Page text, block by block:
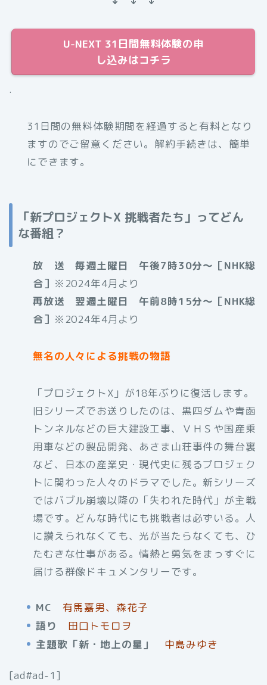
U-NEXT 31日間無料体験の申
し込みはコチラ
.
31日間の無料体験期間を経過すると有料となり
ますのでご留意ください。解約手続きは、簡単
にできます。
「新プロジェクトX 挑戦者たち」ってどん
な番組？
放 送 毎週土曜日 午後7時30分〜［NHK総
合］ ※2024年4月より
再放送 翌週土曜日 午前8時15分〜［NHK総
合］ ※2024年4月より
無名の人々による挑戦の物語
「プロジェクトX」が18年ぶりに復活します。
旧シリーズでお送りしたのは、黒四ダムや青函
トンネルなどの巨大建設工事、ＶＨＳや国産乗
用車などの製品開発、あさま山荘事件の舞台裏
など、日本の産業史・現代史に残るプロジェク
トに関わった人々のドラマでした。新シリーズ
ではバブル崩壊以降の「失われた時代」が主戦
場です。どんな時代にも挑戦者は必ずいる。人
に讃えられなくても、光が当たらなくても、ひ
たむきな仕事がある。情熱と勇気をまっすぐに
届ける群像ドキュメンタリーです。
MC
有馬嘉男、森花子
語り
田口トモロヲ
主題歌「新・地上の星」
中島みゆき
[ad#ad-1]